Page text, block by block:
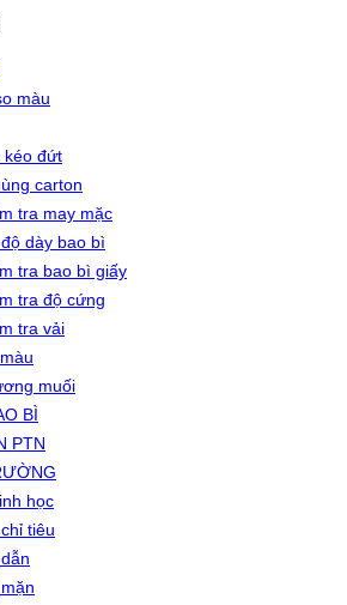
màu
kéo đứt
carton
tra may mặc
dày bao bì
tra bao bì giấy
tra độ cứng
tra vải
muối
BÌ
PTN
học
tiêu